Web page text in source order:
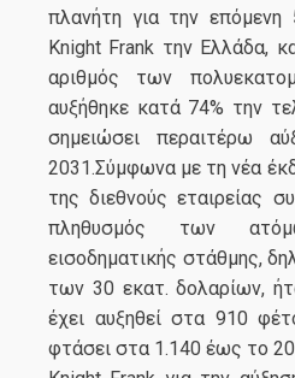
πλανήτη για την επόμενη
Knight Frank την Ελλάδα,
αριθμός των
αυξήθηκε κατά 74% την
σημειώσει περαιτέρω
2031.Σύμφωνα με τη νέα
της διεθνούς εταιρείας
πληθυσμός των
εισοδηματικής στάθμης,
των 30 εκατ. δολαρίων,
έχει αυξηθεί στα 910
φτάσει στα 1.140 έως το